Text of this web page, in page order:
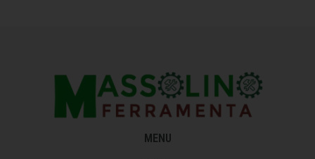
MENU